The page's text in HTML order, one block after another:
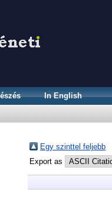
In English
Egy szinttel feljebb
Export as